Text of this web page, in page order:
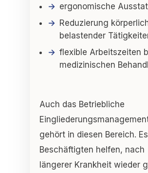
ergonomische
Reduzierung
belastender
flexible Arbeitszeiten
medizinischen
Auch das Betriebliche
gehört in diesen Bereich.
Beschäftigten helfen, nach
längerer Krankheit wieder